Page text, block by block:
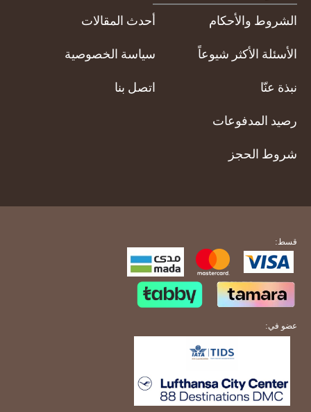
الشروط والأحكام
الأسئلة الأكثر شيوعاً
نبذة عنّا
رصيد المدفوعات
شروط الحجز
أحدث المقالات
سياسة الخصوصية
اتصل بنا
قسط:
عضو في: